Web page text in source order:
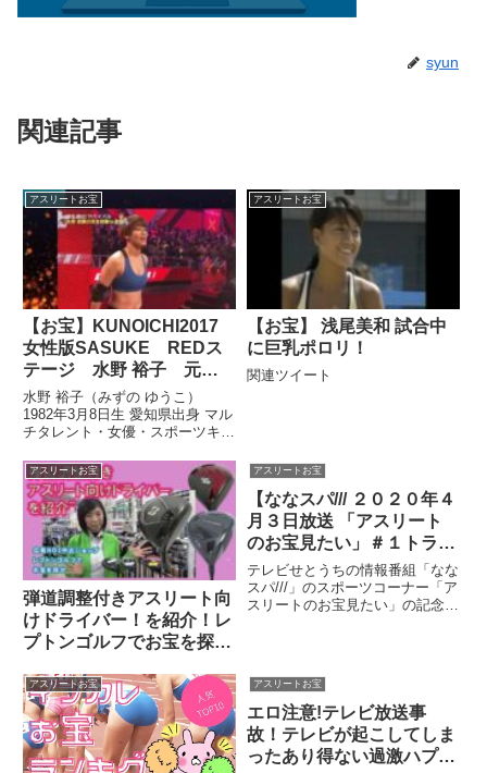
syun
関連記事
アスリートお宝
【お宝】KUNOICHI2017
女性版SASUKE REDス
テージ 水野 裕子 元祖
筋肉アイドル
水野 裕子（みずの ゆうこ）
1982年3月8日生 愛知県出身 マル
チタレント・女優・スポーツキャ
ト ...関連ツイート
アスリートお宝
【お宝】 浅尾美和 試合中
に巨乳ポロリ！
関連ツイート
アスリートお宝
弾道調整付きアスリート向
けドライバー！を紹介！レ
プトンゴルフでお宝を探せ
アスリートお宝
【ななスパ/// ２０２０年４
月３日放送 「アスリート
のお宝見たい」＃１トライ
フープ岡山 岡田選手】
テレビせとうちの情報番組「なな
スパ///」のスポーツコーナー「ア
スリートのお宝見たい」の記念す
アスリートお宝 アスリートお宝
エロ注意!テレビ放送事
故！テレビが起こしてしま
ったあり得ない過激ハプニ